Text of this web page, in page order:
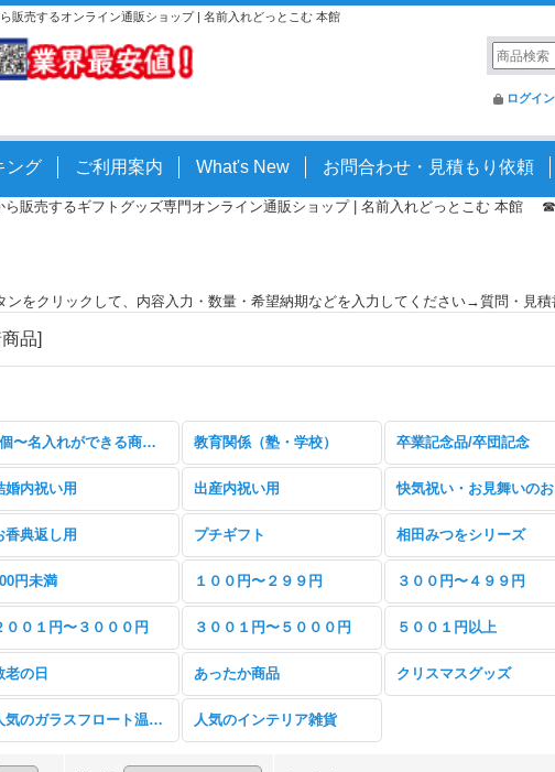
販売するオンライン通販ショップ | 名前入れどっとこむ 本館
ログイン
ング ご利用案内 What's New お問合わせ・見積もり依頼
販売するギフトグッズ専門オンライン通販ショップ | 名前入れどっとこむ 本館
ンをクリックして、内容入力・数量・希望納期などを入力してください→質問・見
品]
1個〜名入れができる商品特集 教育関係（塾・学校） 卒業記念品/卒団記念
婚内祝い用 出産内祝い用
香典返し用 プチギフト 相田みつをシリーズ
円未満 １００円〜２９９円 ３００円〜４９９円
００１円〜３０００円 ３００１円〜５０００円 ５００１円以上
老の日 あったか商品 クリスマスグッズ
人気のガラスフロート温度計 人気のインテリア雑貨